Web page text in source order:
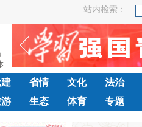
站内检索：
省情 文化
法治
生态 体育 专题